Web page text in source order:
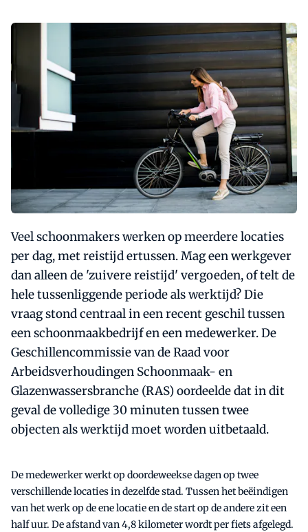
Veel schoonmakers werken op meerdere locaties
per dag, met reistijd ertussen. Mag een werkgever
dan alleen de 'zuivere reistijd' vergoeden, of telt de
hele tussenliggende periode als werktijd? Die
vraag stond centraal in een recent geschil tussen
een schoonmaakbedrijf en een medewerker. De
Geschillencommissie van de Raad voor
Arbeidsverhoudingen Schoonmaak- en
Glazenwassersbranche (RAS) oordeelde dat in dit
geval de volledige 30 minuten tussen twee
objecten als werktijd moet worden uitbetaald.
De medewerker werkt op doordeweekse dagen op twee
verschillende locaties in dezelfde stad. Tussen het beëindigen
van het werk op de ene locatie en de start op de andere zit een
half uur. De afstand van 4,8 kilometer wordt per fiets afgelegd.